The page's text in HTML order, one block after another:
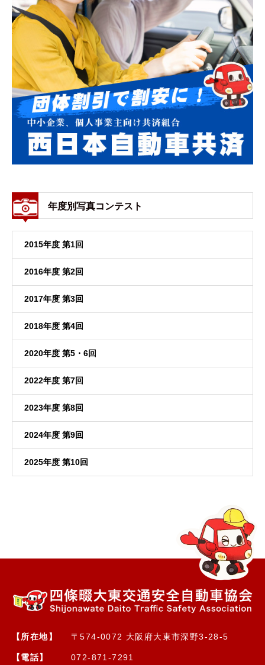
年度別写真コンテスト
2015年度 第1回
2016年度 第2回
2017年度 第3回
2018年度 第4回
2020年度 第5・6回
2022年度 第7回
2023年度 第8回
2024年度 第9回
2025年度 第10回
【所在地】 〒574-0072 大阪府大東市深野3-28-5
【電話】 072-871-7291